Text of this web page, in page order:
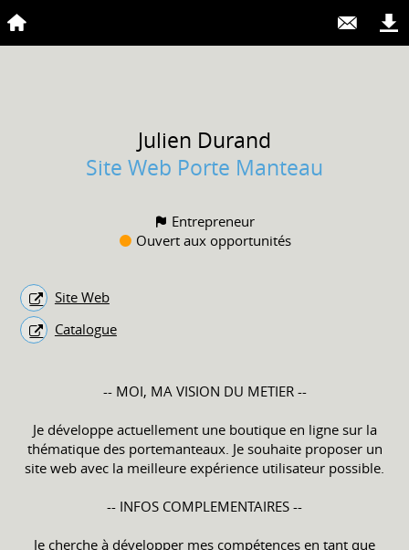
Julien Durand
Site Web Porte Manteau
Entrepreneur
Ouvert aux opportunités
Site Web
Catalogue
-- MOI, MA VISION DU METIER --
Je développe actuellement une boutique en ligne sur la
thématique des portemanteaux. Je souhaite proposer un
site web avec la meilleure expérience utilisateur possible.
-- INFOS COMPLEMENTAIRES --
Je cherche à développer mes compétences en tant que